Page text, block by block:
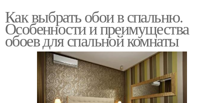
Как выбрать обои в спальню.
Особенности и преимущества
обоев для спальной комнаты